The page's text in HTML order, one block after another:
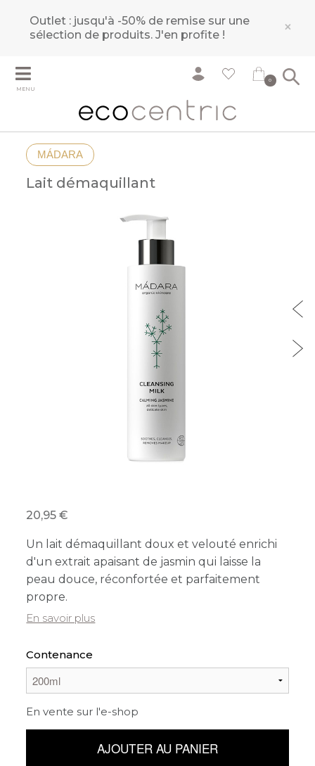
Outlet : jusqu'à -50% de remise sur une
sélection de produits.J'en profite ! ×
MENU
0
MÁDARA
Lait démaquillant
20,95
Un lait démaquillant doux et velouté enrichi
d'un extrait apaisant de jasmin qui laisse la
peau douce, réconfortée et parfaitement
propre.
En savoir plus
Contenance
En vente sur l'e-shop
AJOUTER AU PANIER